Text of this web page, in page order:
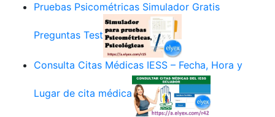
Pruebas Psicométricas Simulador Gratis
Preguntas Test
Consulta Citas Médicas IESS – Fecha, Hora y
Lugar de cita médica